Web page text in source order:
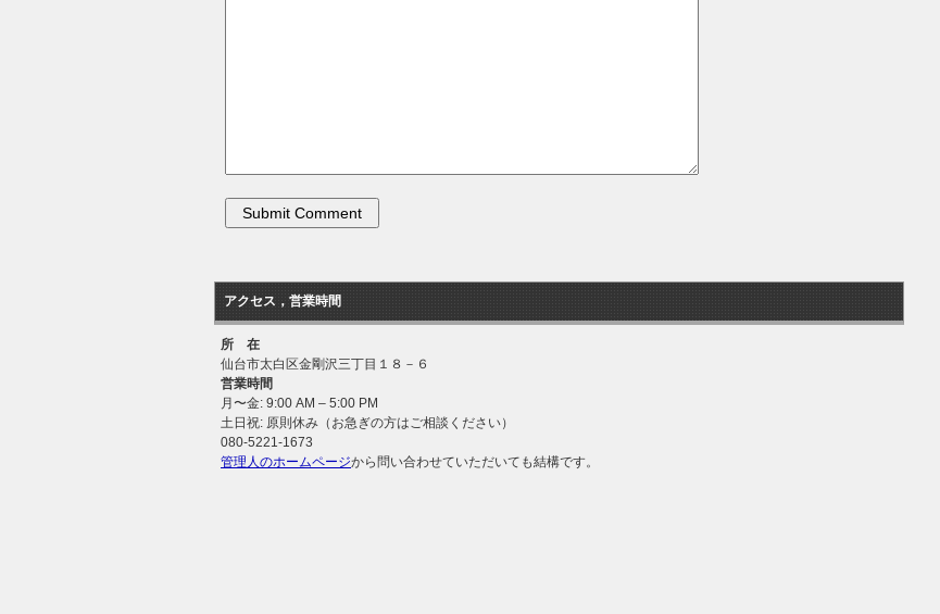
アクセス，営業時間
所 在
仙台市太白区金剛沢三丁目１８－６
営業時間
月〜金: 9:00 AM – 5:00 PM
土日祝: 原則休み（お急ぎの方はご相談ください）
080-5221-1673
管理人のホームページから問い合わせていただいても結構です。